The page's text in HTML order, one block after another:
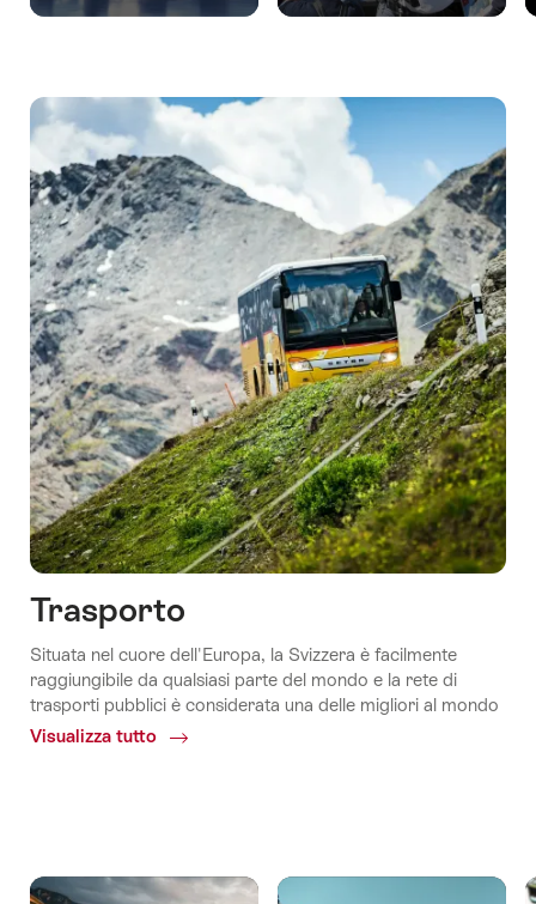
Trasporto
Situata nel cuore dell'Europa, la Svizzera è facilmente
raggiungibile da qualsiasi parte del mondo e la rete di
trasporti pubblici è considerata una delle migliori al mondo
Visualizza tutto
Common.Of